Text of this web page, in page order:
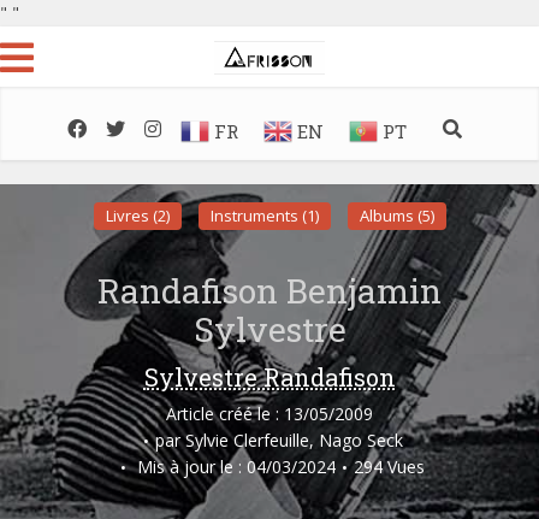
" "
FR EN PT
Livres (2) Instruments (1) Albums (5)
Randafison Benjamin
Sylvestre
Sylvestre Randafison
Article créé le : 13/05/2009
par Sylvie Clerfeuille, Nago Seck
Mis à jour le : 04/03/2024
294 Vues